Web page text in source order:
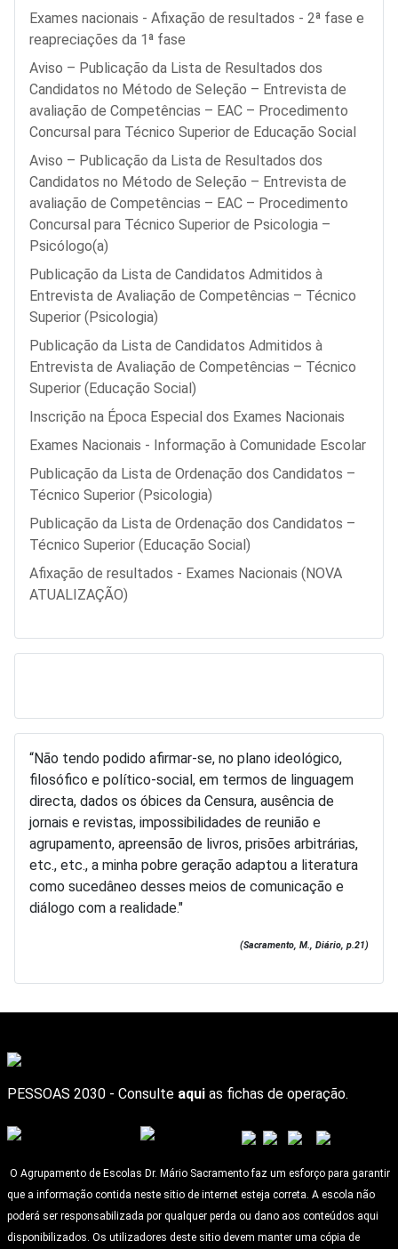
Exames nacionais - Afixação de resultados - 2ª fase e
reapreciações da 1ª fase
Aviso – Publicação da Lista de Resultados dos
Candidatos no Método de Seleção – Entrevista de
avaliação de Competências – EAC – Procedimento
Concursal para Técnico Superior de Educação Social
Aviso – Publicação da Lista de Resultados dos
Candidatos no Método de Seleção – Entrevista de
avaliação de Competências – EAC – Procedimento
Concursal para Técnico Superior de Psicologia –
Psicólogo(a)
Publicação da Lista de Candidatos Admitidos à
Entrevista de Avaliação de Competências – Técnico
Superior (Psicologia)
Publicação da Lista de Candidatos Admitidos à
Entrevista de Avaliação de Competências – Técnico
Superior (Educação Social)
Inscrição na Época Especial dos Exames Nacionais
Exames Nacionais - Informação à Comunidade Escolar
Publicação da Lista de Ordenação dos Candidatos –
Técnico Superior (Psicologia)
Publicação da Lista de Ordenação dos Candidatos –
Técnico Superior (Educação Social)
Afixação de resultados - Exames Nacionais (NOVA
ATUALIZAÇÃO)
“Não tendo podido afirmar-se, no plano ideológico,
filosófico e político-social, em termos de linguagem
directa, dados os óbices da Censura, ausência de
jornais e revistas, impossibilidades de reunião e
agrupamento, apreensão de livros, prisões arbitrárias,
etc., etc., a minha pobre geração adaptou a literatura
como sucedâneo desses meios de comunicação e
diálogo com a realidade."
(Sacramento, M., Diário, p.21)
PESSOAS 2030 - Consulte aqui as fichas de operação.
O Agrupamento de Escolas Dr. Mário Sacramento faz um esforço para garantir
que a informação contida neste sitio de internet esteja correta. A escola não
poderá ser responsabilizada por qualquer perda ou dano aos conteúdos aqui
disponibilizados. Os utilizadores deste sitio devem manter uma cópia de